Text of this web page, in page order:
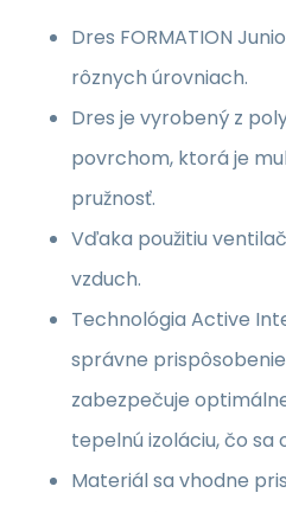
Dres FORMATION
rôznych úrovniach.
Dres je vyrobený z
povrchom, ktorá je
pružnosť.
Vďaka použitiu
vzduch.
Technológia Active
správne
zabezpečuje
tepelnú izoláciu, čo
Materiál sa vhodne